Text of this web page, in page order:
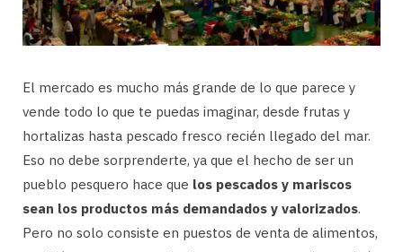
El mercado es mucho más grande de lo que parece y
vende todo lo que te puedas imaginar, desde frutas y
hortalizas hasta pescado fresco recién llegado del mar.
Eso no debe sorprenderte, ya que el hecho de ser un
pueblo pesquero hace que los pescados y mariscos
sean los productos más demandados y valorizados.
Pero no solo consiste en puestos de venta de alimentos,